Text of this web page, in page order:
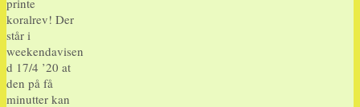
koralrev! Der
står i
weekendavisen
d 17/4 ’20 at
den på få
minutter kan